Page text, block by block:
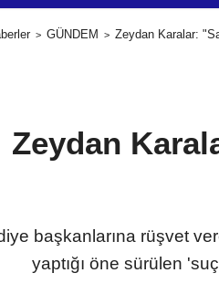
GÜNDEM Zeydan Karalar:
Zeydan
başkanlarına rüşvet
yaptığı öne sürülen